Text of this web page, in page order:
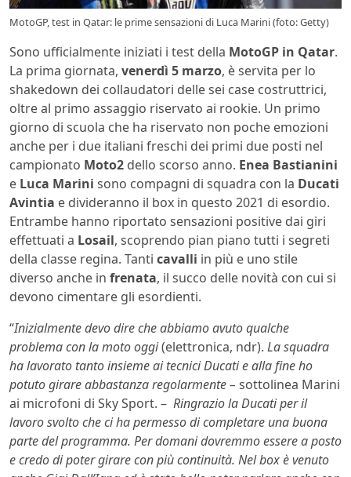
MotoGP, test in Qatar: le prime sensazioni di Luca Marini (foto: Getty)
Sono ufficialmente iniziati i test della MotoGP in Qatar.
La prima giornata, venerdì 5 marzo, è servita per lo
shakedown dei collaudatori delle sei case costruttrici,
oltre al primo assaggio riservato ai rookie. Un primo
giorno di scuola che ha riservato non poche emozioni
anche per i due italiani freschi dei primi due posti nel
campionato Moto2 dello scorso anno. Enea Bastianini
e Luca Marini sono compagni di squadra con la Ducati
Avintia e divideranno il box in questo 2021 di esordio.
Entrambe hanno riportato sensazioni positive dai giri
effettuati a Losail, scoprendo pian piano tutti i segreti
della classe regina. Tanti cavalli in più e uno stile
diverso anche in frenata, il succo delle novità con cui si
devono cimentare gli esordienti.
“Inizialmente devo dire che abbiamo avuto qualche
problema con la moto oggi(elettronica, ndr). La squadra
ha lavorato tanto insieme ai tecnici Ducati e alla fine ho
potuto girare abbastanza regolarmente – sottolinea Marini
ai microfoni di Sky Sport. – Ringrazio la Ducati per il
lavoro svolto che ci ha permesso di completare una buona
parte del programma. Per domani dovremmo essere a posto
e credo di poter girare con più continuità. Nel box è venuto